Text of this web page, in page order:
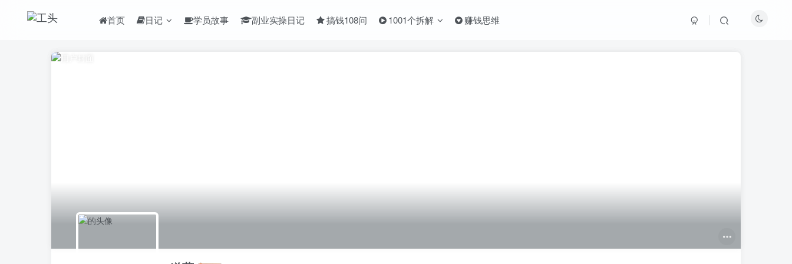
首页 日记 学员故事 副业实操日记 搞钱108问 1001个拆解 赚钱思维